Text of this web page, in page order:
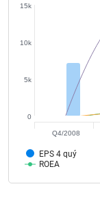
EPS 4 quý
ROEA
0
5k
10k
15k
Q4/2008